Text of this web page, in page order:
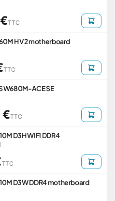
TTC
H V2 motherboard
TTC
W680M-ACE SE
TTC
D3H WIFI DDR4
TTC
D3W DDR4 motherboard